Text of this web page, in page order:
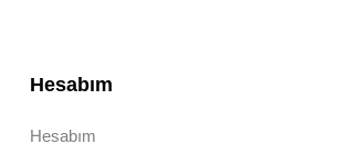
Hesabım
Hesabım